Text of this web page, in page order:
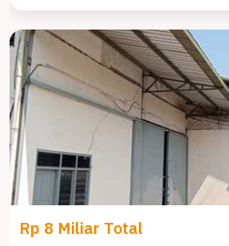
Rp 8 Miliar Total